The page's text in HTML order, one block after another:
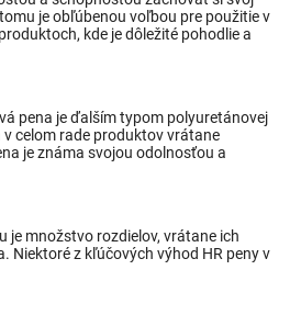
je obľúbenou voľbou pre použitie v
kde je dôležité pohodlie a
pena je ďalším typom polyuretánovej
v celom rade produktov vrátane
je známa svojou odolnosťou a
je množstvo rozdielov, vrátane ich
Niektoré z kľúčových výhod HR peny v